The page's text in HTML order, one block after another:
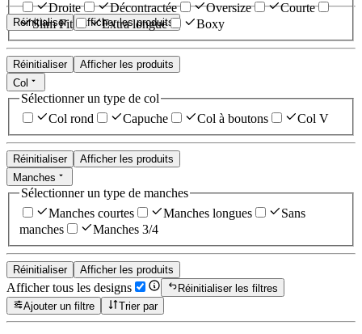
Réinitialiser Afficher les produits
Droite
Décontractée Oversize
Courte
Slim Fit
Extra longue Boxy
Réinitialiser
Afficher les produits
Col
Sélectionner un type de col
Col rond
Capuche Col à boutons Col V
Réinitialiser
Afficher les produits
Manches
Sélectionner un type de manches
Manches courtes
Manches longues
Sans
manches
Manches 3/4
Réinitialiser Afficher les produits
Afficher tous les designs
Réinitialiser les filtres
Ajouter un filtre
Trier par